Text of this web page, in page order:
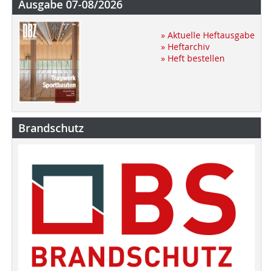
Ausgabe 07-08/2026
» Aktuelle Heftausgabe
» Heftarchiv
» Heft bestellen
Brandschutz